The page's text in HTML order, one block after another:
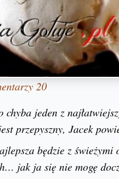
20
chyba jeden z
przepyszny, Jacek
będzie z
jak ja się nie mogę